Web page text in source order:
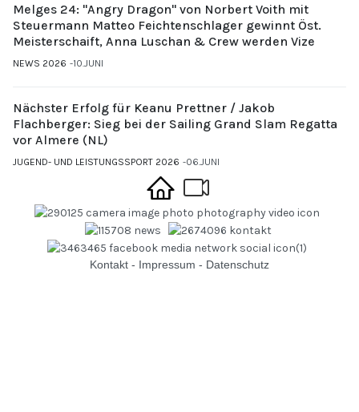
Melges 24: "Angry Dragon" von Norbert Voith mit
Steuermann Matteo Feichtenschlager gewinnt Öst.
Meisterschaift, Anna Luschan & Crew werden Vize
NEWS 2026 10.JUNI
Nächster Erfolg für Keanu Prettner / Jakob
Flachberger: Sieg bei der Sailing Grand Slam Regatta
vor Almere (NL)
JUGEND- UND LEISTUNGSSPORT 2026 06.JUNI
Kontakt - Impressum - Datenschutz